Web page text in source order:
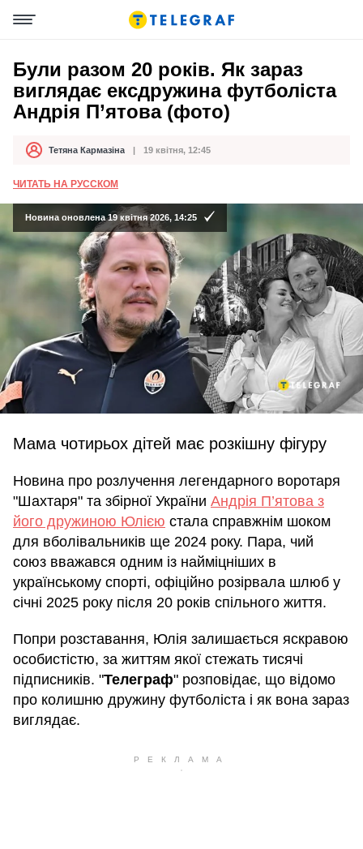
Були разом 20 років. Як зараз
виглядає ексдружина футболіста
Андрія П’ятова (фото)
АвторТетяна Кармазіна
Дата публікації 19 квітня, 12:45
ЧИТАТЬ НА РУССКОМ
Новина оновлена 19 квітня 2026, 14:25
Мама чотирьох дітей має розкішну фігуру
Новина про розлучення легендарного воротаря
"Шахтаря" та збірної України Андрія П’ятова з
його дружиною Юлією стала справжнім шоком
для вболівальників ще 2024 року. Пара, чий
союз вважався одним із найміцніших в
українському спорті, офіційно розірвала шлюб у
січні 2025 року після 20 років спільного життя.
Попри розставання, Юлія залишається яскравою
особистістю, за життям якої стежать тисячі
підписників. "Телеграф" розповідає, що відомо
про колишню дружину футболіста і як вона зараз
виглядає.